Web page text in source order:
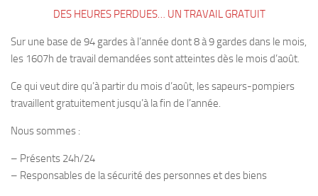
DES HEURES PERDUES… UN TRAVAIL GRATUIT
Sur une base de 94 gardes à l’année dont 8 à 9 gardes dans le mois,
les 1607h de travail demandées sont atteintes dès le mois d’août.
Ce qui veut dire qu’à partir du mois d’août, les sapeurs-pompiers
travaillent gratuitement jusqu’à la fin de l’année.
Nous sommes :
– Présents 24h/24
– Responsables de la sécurité des personnes et des biens